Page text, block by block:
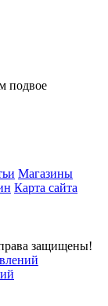
Магазины
Карта сайта
защищены!